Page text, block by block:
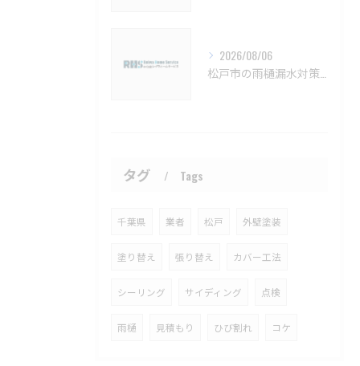
2026/08/06
タグ Tags
千葉県 業者 松戸 外壁塗装
塗り替え 張り替え カバー工法
シーリング サイディング 点検
雨樋 見積もり ひび割れ コケ